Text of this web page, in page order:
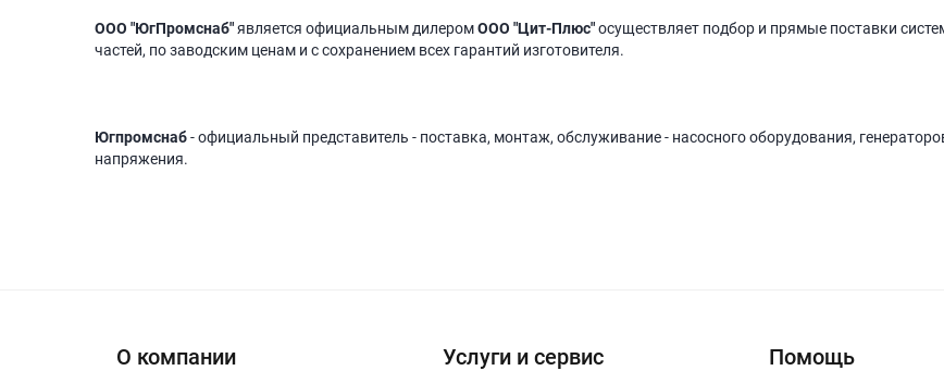
ООО "ЮгПромснаб"является официальным дилеромООО "Цит-Плюс"осуществляет подбор и прямые поставки
частей, по заводским ценам и с сохранением всех гарантий изготовителя.
Югпромснаб- официальный представитель - поставка, монтаж, обслуживание - насосного оборудования,
напряжения.
О компании Услуги и сервис Помощь